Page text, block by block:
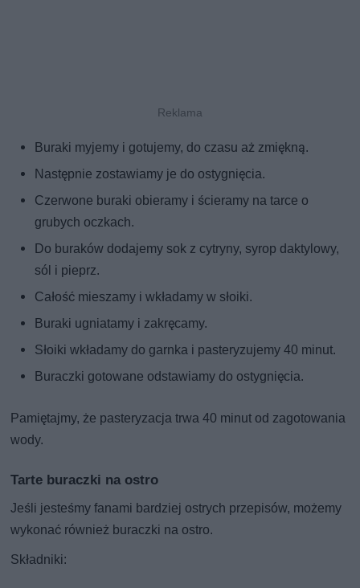
Buraki myjemy i gotujemy, do czasu aż zmiękną.
Następnie zostawiamy je do ostygnięcia.
Czerwone buraki obieramy i ścieramy na tarce o
grubych oczkach.
Do buraków dodajemy sok z cytryny, syrop daktylowy,
sól i pieprz.
Całość mieszamy i wkładamy w słoiki.
Buraki ugniatamy i zakręcamy.
Słoiki wkładamy do garnka i pasteryzujemy 40 minut.
Buraczki gotowane odstawiamy do ostygnięcia.
Pamiętajmy, że pasteryzacja trwa 40 minut od zagotowania
wody.
Tarte buraczki na ostro
Jeśli jesteśmy fanami bardziej ostrych przepisów, możemy
wykonać również buraczki na ostro.
Składniki: